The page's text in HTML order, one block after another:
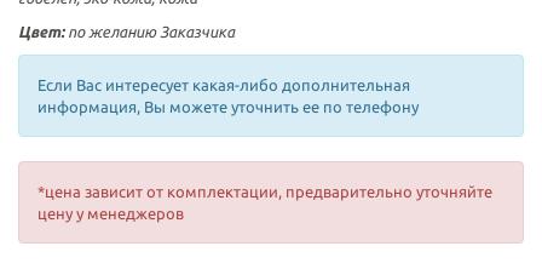
Цвет: по желанию Заказчика
Если Вас интересует какая-либо дополнительная
информация, Вы можете уточнить ее по телефону
*цена зависит от комплектации, предварительно уточняйте
цену у менеджеров